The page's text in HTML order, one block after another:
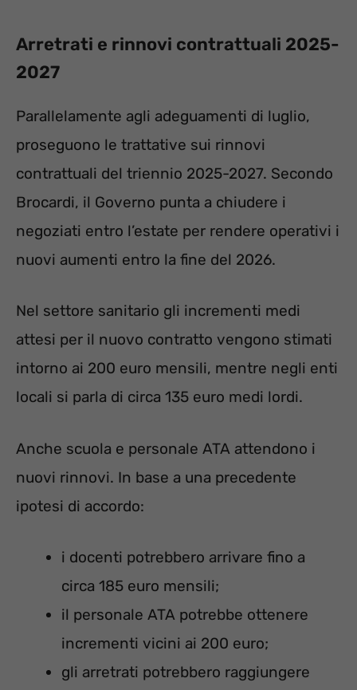
Arretrati e rinnovi contrattuali 2025-
2027
Parallelamente agli adeguamenti di luglio,
proseguono le trattative sui rinnovi
contrattuali del triennio 2025-2027. Secondo
Brocardi, il Governo punta a chiudere i
negoziati entro l’estate per rendere operativi i
nuovi aumenti entro la fine del 2026.
Nel settore sanitario gli incrementi medi
attesi per il nuovo contratto vengono stimati
intorno ai 200 euro mensili, mentre negli enti
locali si parla di circa 135 euro medi lordi.
Anche scuola e personale ATA attendono i
nuovi rinnovi. In base a una precedente
ipotesi di accordo:
i docenti potrebbero arrivare fino a
circa 185 euro mensili;
il personale ATA potrebbe ottenere
incrementi vicini ai 200 euro;
gli arretrati potrebbero raggiungere